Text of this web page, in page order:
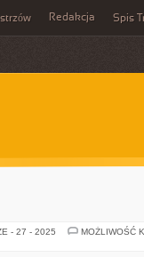
Redakcja Spis
- 27 - 2025
MOŻLIWOŚĆ